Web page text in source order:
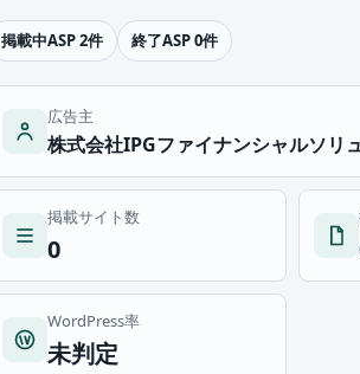
掲載中ASP 2件 終了ASP 0件
広告主
株式会社IPGファイナンシャルソリ
掲載サイト数
0
WordPress率
未判定